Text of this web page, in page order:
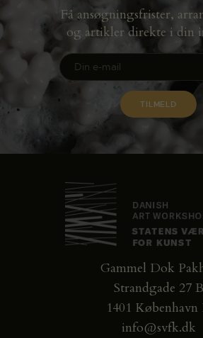
Få ansøgningsfrister,
og artikler direkte i din
Gammel Dok
Strandgade 27 B
1401 København
info@svfk.dk